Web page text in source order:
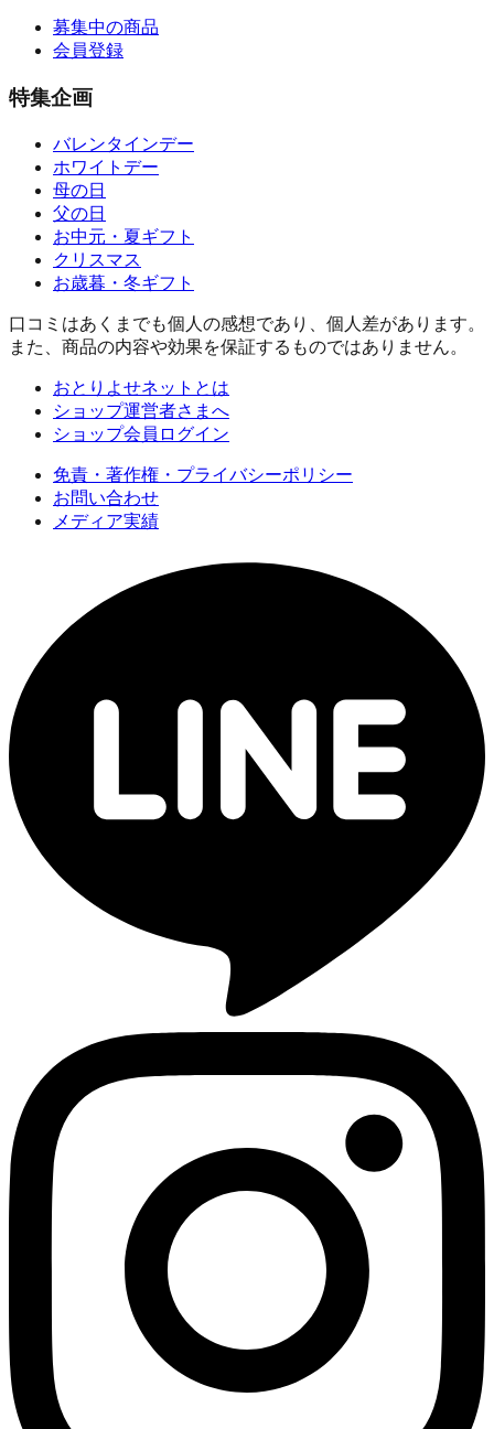
募集中の商品
会員登録
特集企画
バレンタインデー
ホワイトデー
母の日
父の日
お中元・夏ギフト
クリスマス
お歳暮・冬ギフト
口コミはあくまでも個人の感想であり、個人差があります。
また、商品の内容や効果を保証するものではありません。
おとりよせネットとは
ショップ運営者さまへ
ショップ会員ログイン
免責・著作権・プライバシーポリシー
お問い合わせ
メディア実績